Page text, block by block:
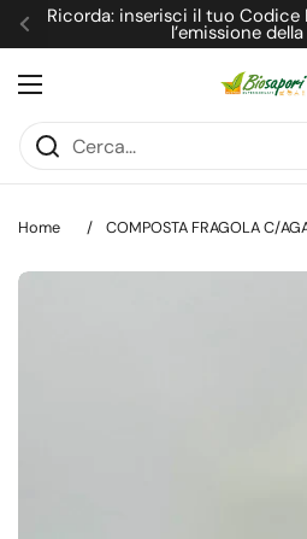
Passa ai contenuti
Precedente
Ricorda: inserisci il tuo Codice
l’emissione
Apri menu
Home / COMPOSTA FRAGOLA C/